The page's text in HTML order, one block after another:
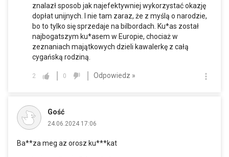
znalazł sposob jak najefektywniej wykorzystać okazję
dopłat unijnych. I nie tam zaraz, że z myślą o narodzie,
bo to tylko się sprzedaje na bilbordach. Ku*as został
najbogatszym ku*asem w Europie, chociaż w
zeznaniach majątkowych dzieli kawalerkę z całą
cygańską rodziną.
2 0 Odpowiedz »
Gość
24.06.2024 17:06
Ba**za meg az orosz ku***kat